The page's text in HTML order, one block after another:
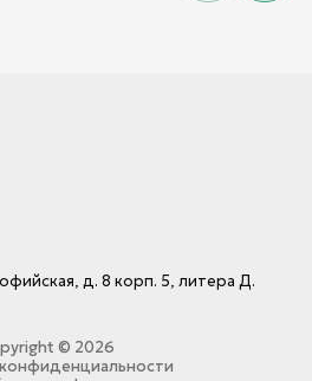
д. 8 корп. 5, литера Д.
© 2026